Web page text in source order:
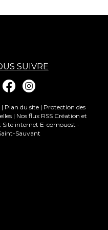
SUIVRE
| Plan du site | Protection des
| Nos flux RSS Création et
Site internet E-comouest -
Sauvant